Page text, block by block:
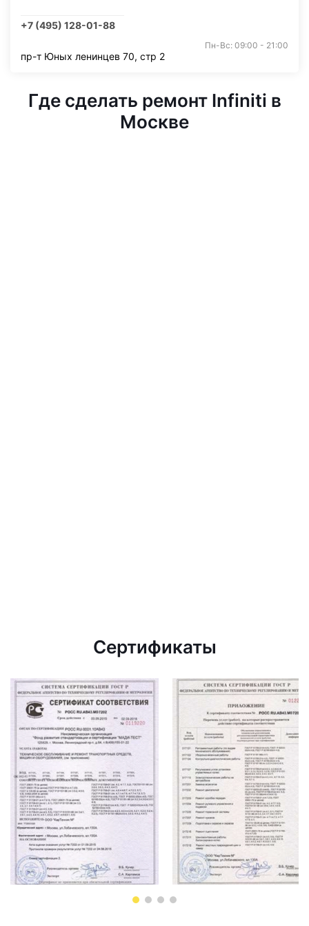
+7 (495) 128-01-88
Пн-Вс: 09:00 - 21:00
пр-т Юных ленинцев 70, стр 2
Где сделать ремонт Infiniti в
Москве
Сертификаты